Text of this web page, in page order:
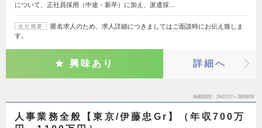
について、正社員採用（中途・新卒）に加え、派遣採…
会社概要
匿名求人のため、求人詳細につきましてはご面談時にお伝え致しま
す。
興味あり 詳細へ
掲載期間 26/07/27～26/08/09
人事業務全般【東京/伊藤忠Gr】（年収700万